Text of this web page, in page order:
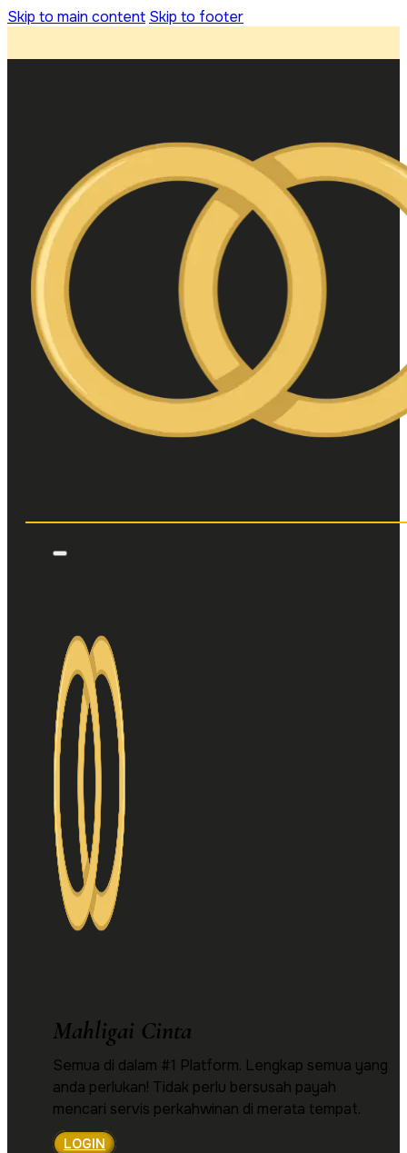
Skip to main content Skip to footer
Mahligai Cinta
Semua di dalam #1 Platform. Lengkap semua yang
anda perlukan! Tidak perlu bersusah payah
mencari servis perkahwinan di merata tempat.
LOGIN